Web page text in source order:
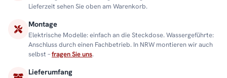
Lieferzeit sehen Sie oben am Warenkorb.
Montage
Elektrische Modelle: einfach an die Steckdose. Wassergeführte:
Anschluss durch einen Fachbetrieb. In NRW montieren wir auch
selbst –fragen Sie uns.
Lieferumfang